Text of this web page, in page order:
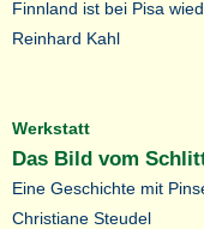
Finnland ist bei Pisa
Reinhard Kahl
Werkstatt
Das Bild vom
Eine Geschichte mit
Christiane Steudel